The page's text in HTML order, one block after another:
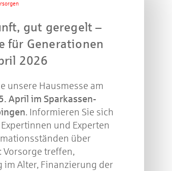
gut geregelt –
für Generationen
2026
unsere Hausmesse am
April im Sparkassen-
. Informieren Sie sich
und Experten
über
Vorsorge treffen,
im Alter, Finanzierung der
Jetzt
Machen Sie mit bei
verlosen wir 10